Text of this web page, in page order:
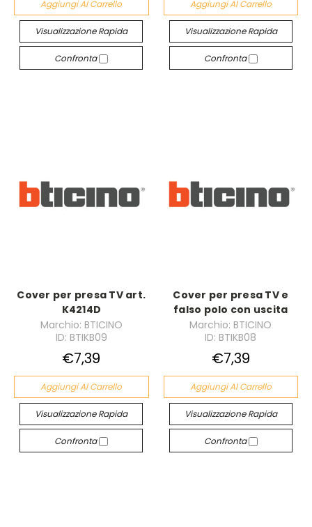
Aggiungi Al Carrello
Visualizzazione Rapida
Confronta
Aggiungi Al Carrello
Visualizzazione Rapida
Confronta
Cover per presa TV art.
K4214D
Marchio: BTICINO
ID: BTIKB09
€7,39
Aggiungi Al Carrello
Visualizzazione Rapida
Confronta
Cover per presa TV e
falso polo con uscita
Marchio: BTICINO
ID: BTIKB08
€7,39
Aggiungi Al Carrello
Visualizzazione Rapida
Confronta